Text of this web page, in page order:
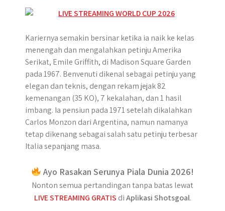
Kariernya semakin bersinar ketika ia naik ke kelas
menengah dan mengalahkan petinju Amerika
Serikat, Emile Griffith, di Madison Square Garden
pada 1967. Benvenuti dikenal sebagai petinju yang
elegan dan teknis, dengan rekam jejak 82
kemenangan (35 KO), 7 kekalahan, dan 1 hasil
imbang. Ia pensiun pada 1971 setelah dikalahkan
Carlos Monzon dari Argentina, namun namanya
tetap dikenang sebagai salah satu petinju terbesar
Italia sepanjang masa.
Ayo Rasakan Serunya Piala Dunia 2026!
Nonton semua pertandingan tanpa batas lewat
LIVE STREAMING GRATIS diAplikasi Shotsgoal.